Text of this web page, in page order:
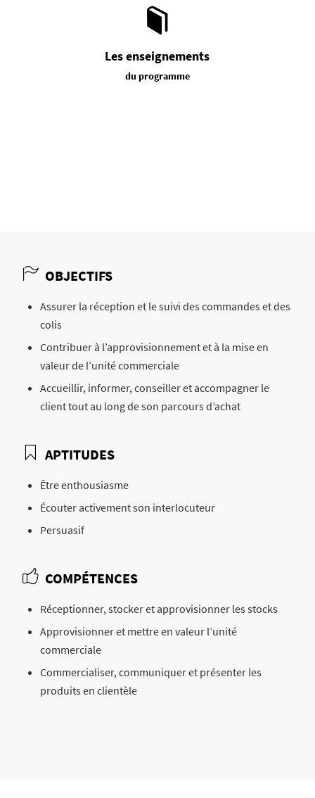
Les enseignements
du programme
OBJECTIFS
Assurer la réception et le suivi des commandes et des
colis
Contribuer à l’approvisionnement et à la mise en
valeur de l’unité commerciale
Accueillir, informer, conseiller et accompagner le
client tout au long de son parcours d’achat
APTITUDES
Être enthousiasme
Écouter activement son interlocuteur
Persuasif
COMPÉTENCES
Réceptionner, stocker et approvisionner les stocks
Approvisionner et mettre en valeur l’unité
commerciale
Commercialiser, communiquer et présenter les
produits en clientèle